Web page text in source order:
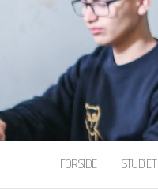
FORSIDE STUDIET